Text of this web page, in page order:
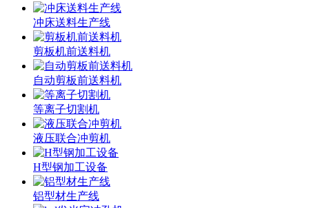
冲床送料生产线
剪板机前送料机
自动剪板前送料机
等离子切割机
液压联合冲剪机
H型钢加工设备
铝型材生产线